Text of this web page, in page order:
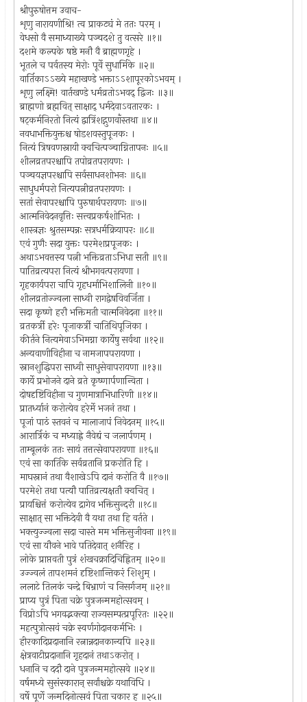
श्रीपुरुषोत्तम उवाच-
शृणु नारायणीश्रि! त्व प्राकट्यं मे ततः परम् ।
वेधसो वै समाध्याख्ये पञ्चदशे तु वत्सरे ॥१॥
दशमे कल्पके षष्ठे मनौ वै ब्राह्मणगृहे ।
भूतले च पर्वतस्य मेरोः पूर्वे सुधार्मिके ॥२॥
वार्तिकाऽऽख्ये महाखण्डे भक्ताऽऽशापूरकोऽभवम् ।
शृणु लक्ष्मि! वार्तखण्डे धर्मव्रतोऽभवद् द्विजः ॥३॥
ब्राह्मणो ब्रह्मवित् साक्षाद् धर्मदेवाऽवतारकः ।
षट्कर्मनिरतो नित्यं द्वात्रिंशद्गुणवाँस्तथा ॥४॥
नवधाभक्तियुक्तश्च षोडशवस्तुपूजकः ।
नित्यं त्रिषवणस्नायी क्वचित्पञ्चाग्नितापनः ॥५॥
शीलव्रतपरश्चापि तपोव्रतपरायणः ।
पञ्चयज्ञपरश्चापि सर्वसाधनशोभनः ॥६॥
साधुधर्मपरो नित्यपत्नीव्रतपरायणः ।
सतां सेवापरश्चापि पुरुषार्थपरायणः ॥७॥
आत्मनिवेदनवृत्तिः सत्त्वप्रकर्षशोभितः ।
शास्त्रज्ञः श्रुतसम्पन्नः सत्रधर्मक्रियापरः ॥८॥
एवं गुणैः सदा युक्तः परमेशप्रपूजकः ।
अथाऽभवत्तस्य पत्नी भक्तिव्रताऽभिधा सती ॥९॥
पातिव्रत्यपरा नित्यं श्रीभगवत्परायणा ।
गृहकार्यपरा चापि गृहधर्माभिशालिनी ॥१०॥
शीलव्रतोज्ज्वला साध्वी रागद्वेषविवर्जिता ।
सदा कृष्णे हरौ भक्तिमती चात्मनिवेदना ॥११॥
व्रतकर्त्री हरेः पूजाकर्त्री चातिथिपूजिका ।
कीर्तने नित्यमेवाऽभिमग्ना कार्येषु सर्वथा ॥१२॥
अन्यवाणीविहीना च नामजापपरायणा ।
स्नानशुद्धिपरा साध्वी साधुसेवापरायणा ॥१३॥
कार्ये प्रभोजने दाने व्रते कृष्णार्पणान्विता ।
दोषदृष्टिविहीना च गुणमात्राभिधारिणी ॥१४॥
प्रातर्ध्यानं करोत्येव हरेर्मे भजनं तथा ।
पूजां पाठं स्तवनं च मालाजापं निवेदनम् ॥१५॥
आरार्त्रिकं च मध्याह्ने नैवेद्यं च जलार्पणम् ।
ताम्बूलकं ततः सायं तत्तत्सेवापरायणा ॥१६॥
एवं सा कार्तिके सर्वव्रतानि प्रकरोति हि ।
माघस्नानं तथा वैशाखेऽपि दानं करोति वै ॥१७॥
परमेशे तथा पत्यौ पातिव्रत्यक्षतौ क्वचित् ।
प्रायश्चित्तं करोत्येव द्रागेव भक्तिसुन्दरी ॥१८॥
साक्षात् सा भक्तिदेवी वै यथा तथा हि वर्तते ।
भक्त्युज्ज्वला सदा चास्ते मम भक्तिसुजीवना ॥१९॥
एवं सा यौवने भावे पतिदेवात् शनैरिह ।
लोके प्राप्तवती पुत्रं शंखचक्रादिचिह्नितम् ॥२०॥
उज्ज्वलं तापशमनं दृष्टिशान्तिकरं शिशुम् ।
ललाटे तिलकं चन्द्रे बिभ्राणं च निसर्गजम् ॥२१॥
प्राप्य पुत्रं पिता चक्रे पुत्रजन्ममहोत्सवम् ।
विप्रोऽपि भगवद्भक्त्या राज्यसम्पत्प्रपूरितः ॥२२॥
महत्पुत्रोत्सवं चक्रे स्वर्णगोदानकर्मभिः ।
हीरकादिप्रदानानि रत्नान्नदानकान्यपि ॥२३॥
क्षेत्रवाटीप्रदानानि गृहदानं तथाऽकरोत् ।
धनानि च ददौ दाने पुत्रजन्ममहोत्सवे ॥२४॥
वर्षमध्ये सुसंस्कारान् सर्वांश्चक्रे यथाविधि ।
वर्षे पूर्णे जन्मदिनोत्सवं पिता चकार ह ॥२५॥